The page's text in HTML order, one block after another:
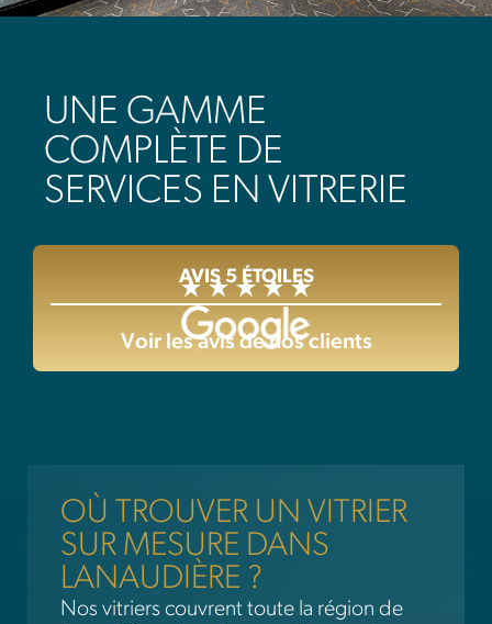
UNE GAMME
COMPLÈTE DE
SERVICES EN VITRERIE
AVIS 5 ÉTOILES
Voir les avis de nos clients
OÙ TROUVER UN VITRIER
SUR MESURE DANS
LANAUDIÈRE ?
Nos vitriers couvrent toute la région de